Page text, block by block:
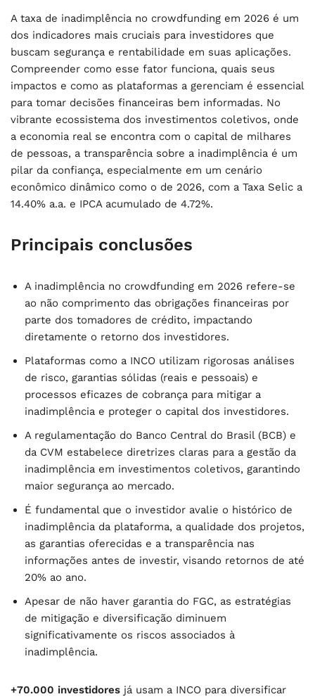
A taxa de inadimplência no crowdfunding em 2026 é um
dos indicadores mais cruciais para investidores que
buscam segurança e rentabilidade em suas aplicações.
Compreender como esse fator funciona, quais seus
impactos e como as plataformas a gerenciam é essencial
para tomar decisões financeiras bem informadas. No
vibrante ecossistema dos investimentos coletivos, onde
a economia real se encontra com o capital de milhares
de pessoas, a transparência sobre a inadimplência é um
pilar da confiança, especialmente em um cenário
econômico dinâmico como o de 2026, com a Taxa Selic a
14.40% a.a. e IPCA acumulado de 4.72%.
Principais conclusões
A inadimplência no crowdfunding em 2026 refere-se
ao não comprimento das obrigações financeiras por
parte dos tomadores de crédito, impactando
diretamente o retorno dos investidores.
Plataformas como a INCO utilizam rigorosas análises
de risco, garantias sólidas (reais e pessoais) e
processos eficazes de cobrança para mitigar a
inadimplência e proteger o capital dos investidores.
A regulamentação do Banco Central do Brasil (BCB) e
da CVM estabelece diretrizes claras para a gestão da
inadimplência em investimentos coletivos, garantindo
maior segurança ao mercado.
É fundamental que o investidor avalie o histórico de
inadimplência da plataforma, a qualidade dos projetos,
as garantias oferecidas e a transparência nas
informações antes de investir, visando retornos de até
20% ao ano.
Apesar de não haver garantia do FGC, as estratégias
de mitigação e diversificação diminuem
significativamente os riscos associados à
inadimplência.
+70.000 investidores já usam a INCO para diversificar